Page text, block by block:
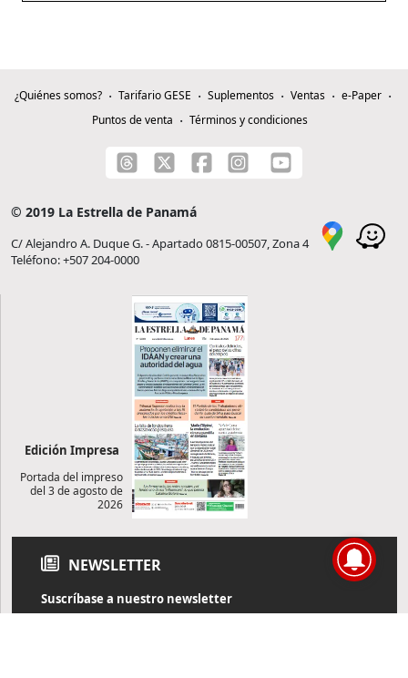
¿Quiénes somos? Tarifario GESE Suplementos Ventas
e-Paper
Puntos de venta
Términos y condiciones
© 2019 La Estrella de Panamá
C/ Alejandro A. Duque G. - Apartado 0815-00507, Zona 4
Teléfono: +507 204-0000
Edición Impresa
Portada del impreso
del 3 de agosto de
2026
NEWSLETTER
Suscríbase a nuestro newsletter
Reciba diariamente información de actualidad directamente en